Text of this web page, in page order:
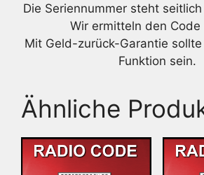
Die Seriennummer steht
Wir ermitteln den Code
Mit Geld-zurück-Garantie
Funktion sein.
Ähnliche